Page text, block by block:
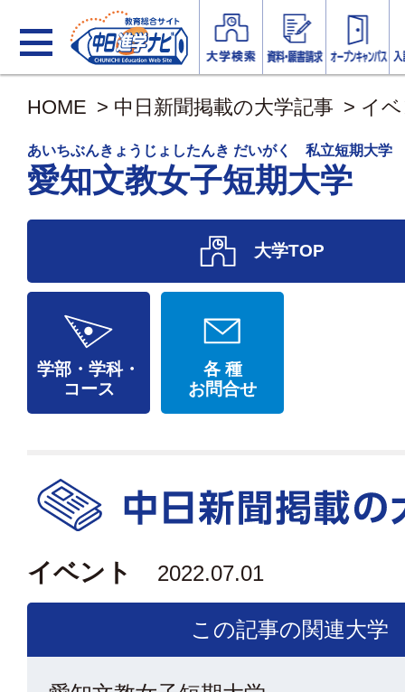
HOME > 中日新聞掲載の大学記事 > イ
あいちぶんきょうじょしたんき だいがく 私立短期大学
愛知文教女子短期大学
大学TOP
学部・学科・
コース
各 種
お問合せ
イベント 2022.07.01
この記事の関連大学